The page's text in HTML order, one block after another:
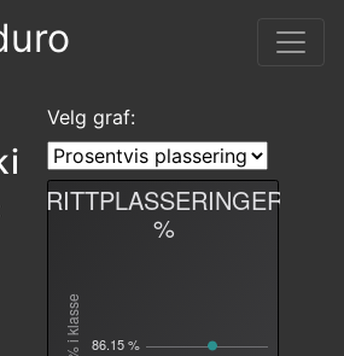
Velg graf:
RITTPLASSERINGER
%
86.15 %